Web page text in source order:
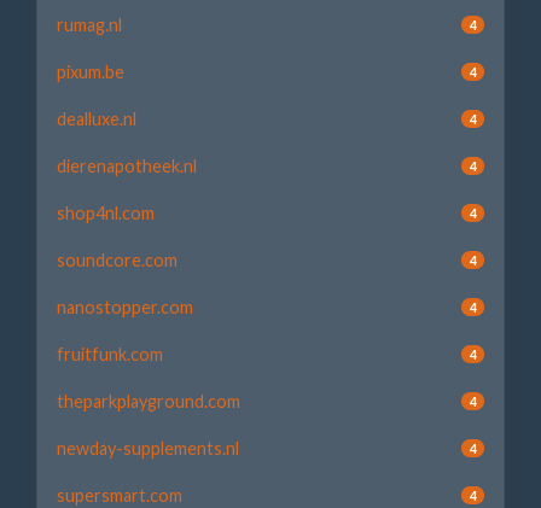
rumag.nl 4
pixum.be 4
dealluxe.nl 4
dierenapotheek.nl 4
shop4nl.com 4
soundcore.com 4
nanostopper.com 4
fruitfunk.com 4
theparkplayground.com 4
newday-supplements.nl 4
supersmart.com 4